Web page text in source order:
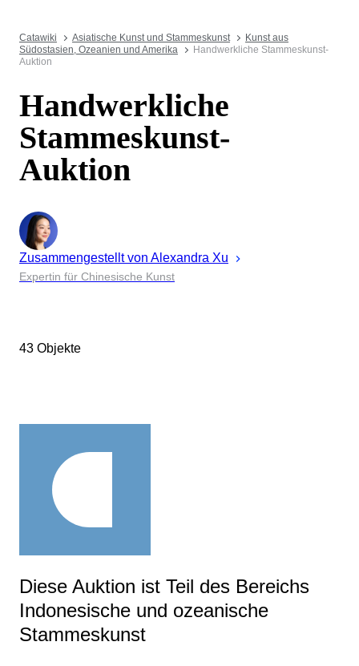
Catawiki Asiatische Kunst und Stammeskunst
Kunst aus
Südostasien, Ozeanien und Amerika
Handwerkliche Stammeskunst-
Auktion
Handwerkliche
Stammeskunst-
Auktion
Zusammengestellt von Alexandra Xu
Expertin für Chinesische Kunst
43 Objekte
Diese Auktion ist Teil des Bereichs
Indonesische und ozeanische
Stammeskunst